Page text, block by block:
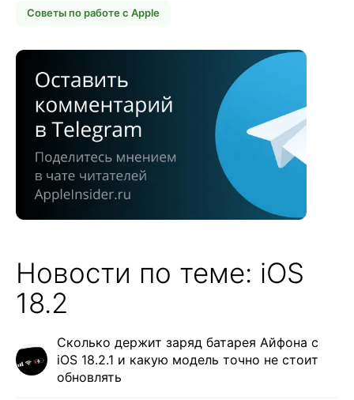
Советы по работе с Apple
Новости по теме: iOS
18.2
Сколько держит заряд батарея Айфона с
iOS 18.2.1 и какую модель точно не стоит
обновлять